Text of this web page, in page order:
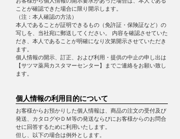
ことが確認できた場合に限り開示します。
（注：本人確認の方法）
本人であることが証明できるもの（免許証・保険証など）の
写しを、当社宛に郵送してください。 内容を確認させていた
だき、本人であることが明確になり次第開示させていただき
ます。
個人情報の開示、訂正、および利用・提供の中止の申し出は
【サツマ薬局カスタマーセンター】までご連絡をお願い致し
ます。
個人情報の利用目的について
お客様からお預かりした個人情報は、商品の注文の受付及び
発送、カタログやＤＭ等の発送ならびにお客様からのお問合
せに回答するために利用いたします。
但し、以下の場合は例外とします。